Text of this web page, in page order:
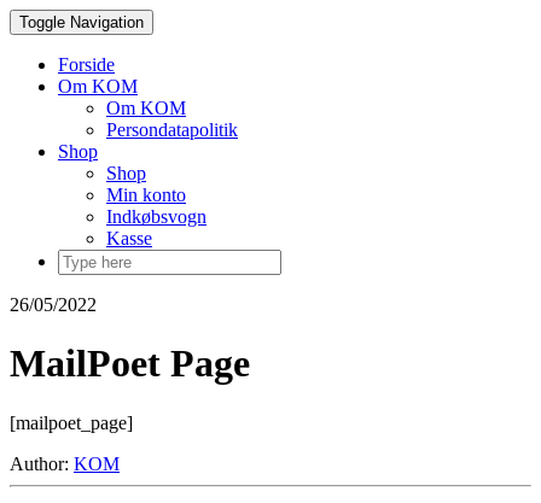
Skip
to
content
Toggle Navigation
Forside
Om KOM
Om KOM
Persondatapolitik
Shop
Shop
Min konto
Indkøbsvogn
Kasse
26/05/2022
MailPoet Page
[mailpoet_page]
Author: KOM